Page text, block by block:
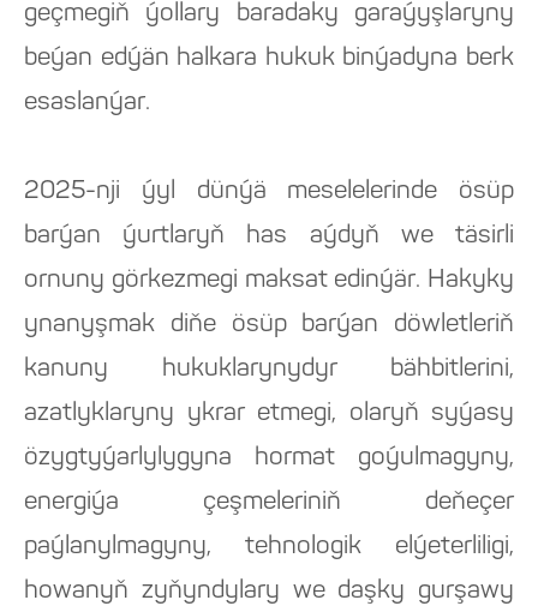
geçmegiň ýollary baradaky garaýyşlaryny
beýan edýän halkara hukuk binýadyna berk
esaslanýar.
2025-nji ýyl dünýä meselelerinde ösüp
barýan ýurtlaryň has aýdyň we täsirli
ornuny görkezmegi maksat edinýär. Hakyky
ynanyşmak diňe ösüp barýan döwletleriň
kanuny hukuklarynydyr bähbitlerini,
azatlyklaryny ykrar etmegi, olaryň syýasy
özygtyýarlylygyna hormat goýulmagyny,
energiýa çeşmeleriniň deňeçer
paýlanylmagyny, tehnologik elýeterliligi,
howanyň zyňyndylary we daşky gurşawy